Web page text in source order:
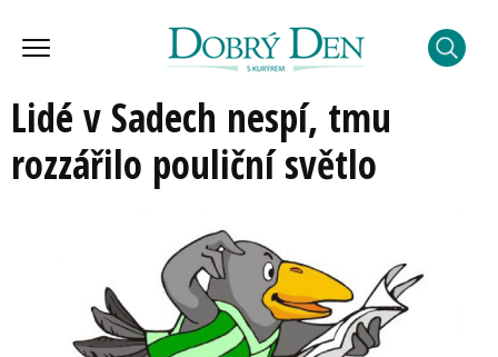
Lidé v Sadech nespí, tmu
rozzářilo pouliční světlo